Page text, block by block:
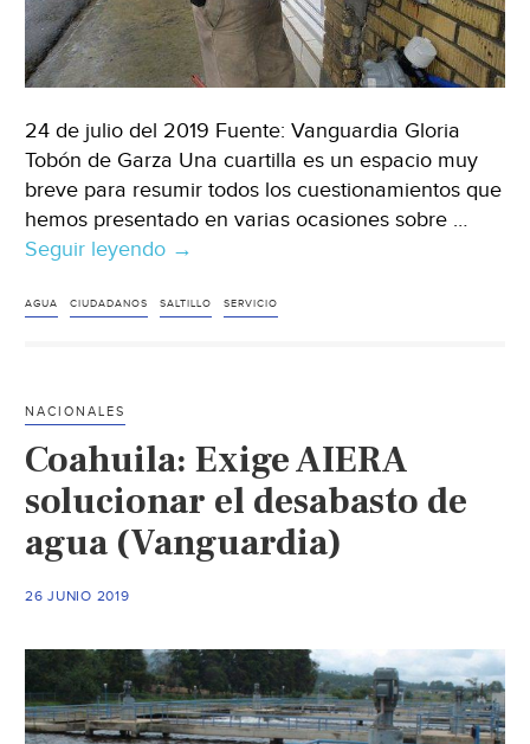
24 de julio del 2019 Fuente: Vanguardia Gloria
Tobón de Garza Una cuartilla es un espacio muy
breve para resumir todos los cuestionamientos que
hemos presentado en varias ocasiones sobre …
Seguir leyendo Saltillo:
le
sistema
agua?
(Vanguardia)
→
AGUA CIUDADANOS SALTILLO SERVICIO
NACIONALES
Coahuila: Exige AIERA
solucionar el desabasto de
agua (Vanguardia)
26 JUNIO 2019